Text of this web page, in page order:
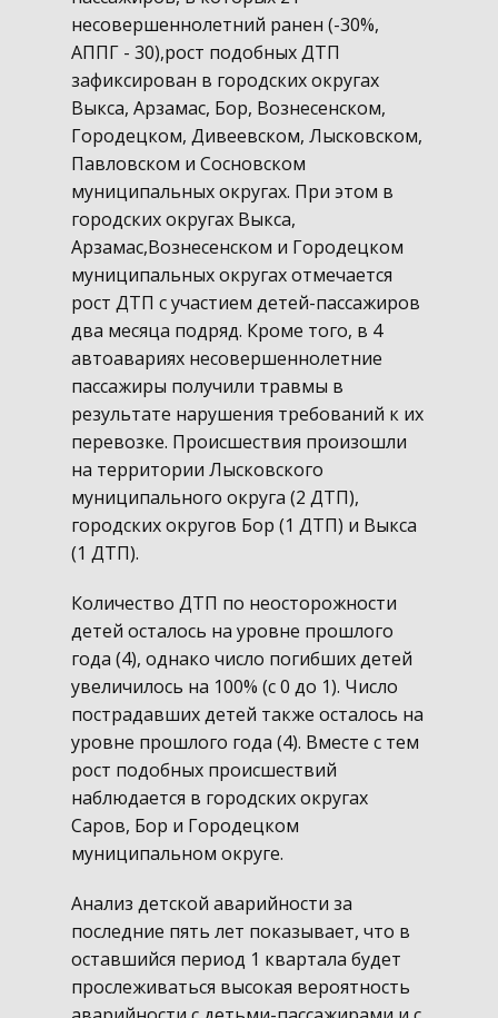
несовершеннолетний ранен (-30%,
АППГ - 30),рост подобных ДТП
зафиксирован в городских округах
Выкса, Арзамас, Бор, Вознесенском,
Городецком, Дивеевском, Лысковском,
Павловском и Сосновском
муниципальных округах. При этом в
городских округах Выкса,
Арзамас,Вознесенском и Городецком
муниципальных округах отмечается
рост ДТП с участием детей-пассажиров
два месяца подряд. Кроме того, в 4
автоавариях несовершеннолетние
пассажиры получили травмы в
результате нарушения требований к их
перевозке. Происшествия произошли
на территории Лысковского
муниципального округа (2 ДТП),
городских округов Бор (1 ДТП) и Выкса
(1 ДТП).
Количество ДТП по неосторожности
детей осталось на уровне прошлого
года (4), однако число погибших детей
увеличилось на 100% (с 0 до 1). Число
пострадавших детей также осталось на
уровне прошлого года (4). Вместе с тем
рост подобных происшествий
наблюдается в городских округах
Саров, Бор и Городецком
муниципальном округе.
Анализ детской аварийности за
последние пять лет показывает, что в
оставшийся период 1 квартала будет
прослеживаться высокая вероятность